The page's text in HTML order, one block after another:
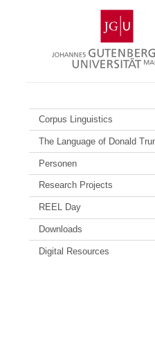
Gutenberg-
Universität
Mainz
Corpus Linguistics
The Language of Donald
Personen
Research Projects
REEL Day
Downloads
Digital Resources